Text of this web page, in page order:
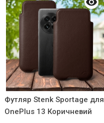
Футляр Stenk Sportage для
OnePlus 13 Коричневий